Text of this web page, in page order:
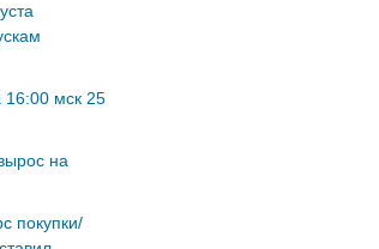
16:00 мск 25
на
покупки/